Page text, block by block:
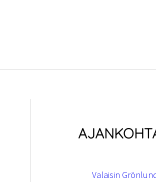
Valaisin